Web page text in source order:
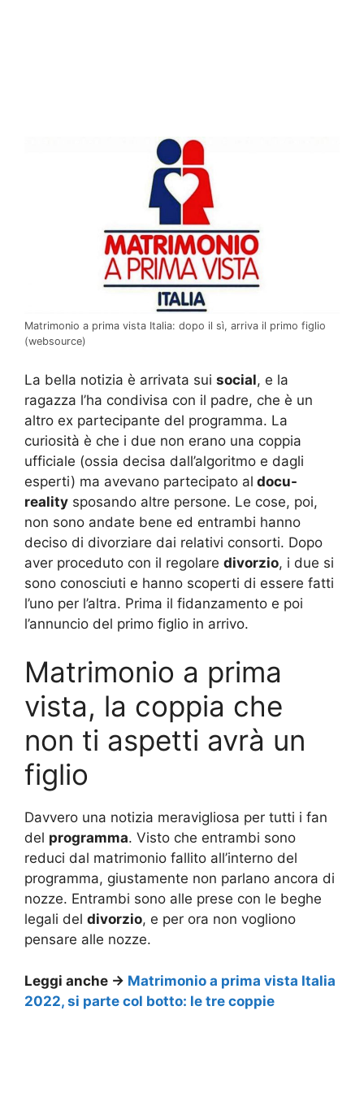
Matrimonio a prima vista Italia: dopo il sì, arriva il primo figlio
(websource)
La bella notizia è arrivata sui social, e la
ragazza l’ha condivisa con il padre, che è un
altro ex partecipante del programma. La
curiosità è che i due non erano una coppia
ufficiale (ossia decisa dall’algoritmo e dagli
esperti) ma avevano partecipato al docu-
reality sposando altre persone. Le cose, poi,
non sono andate bene ed entrambi hanno
deciso di divorziare dai relativi consorti. Dopo
aver proceduto con il regolare divorzio, i due si
sono conosciuti e hanno scoperti di essere fatti
l’uno per l’altra. Prima il fidanzamento e poi
l’annuncio del primo figlio in arrivo.
Matrimonio a prima
vista, la coppia che
non ti aspetti avrà un
figlio
Davvero una notizia meravigliosa per tutti i fan
del programma. Visto che entrambi sono
reduci dal matrimonio fallito all’interno del
programma, giustamente non parlano ancora di
nozze. Entrambi sono alle prese con le beghe
legali del divorzio, e per ora non vogliono
pensare alle nozze.
Leggi anche -> Matrimonio a prima vista Italia
2022, si parte col botto: le tre coppie